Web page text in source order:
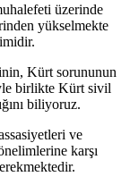
üzerinde
yükselmekte
Kürt sorununun
birlikte Kürt sivil
biliyoruz.
ve
karşı